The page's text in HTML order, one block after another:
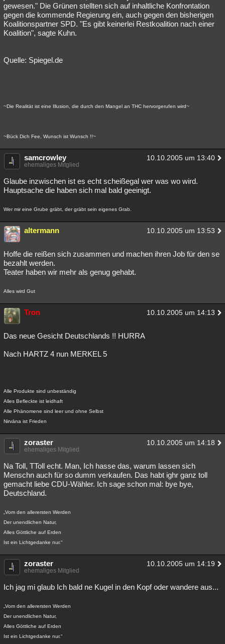
gewesen." Die Grünen stellten sich auf inhaltliche Konfrontation
gegen die kommende Regierung ein, auch gegen den bisherigen
Koalitionspartner SPD. "Es gibt keinerlei Restkoalition nach einer
Koalition", sagte Kuhn.
Quelle: Spiegel.de
~Die Realität ist eine Illusion, die durch den Mangel an THC hervorgerufen wird~
~Bück Dich Fee, Wunsch ist Wunsch !!~
samcrowley 10.10.2005 um 13:40
ehemaliges Mitglied
Glaube inzwischen ist es echt scheißegal wer was wo wird.
Hauptsache die haben sich mal bald geeinigt.
Wer mir eine Grube gräbt, der gräbt sein eigenes Grab.
altermann 10.10.2005 um 13:53
Hoffe die reißen sich zusammen und machen ihren Job für den se
bezahlt werden.
Teater haben wir mehr als genug gehabt.
Alles wird Gut
Tron 10.10.2005 um 14:13
Das neue Gesicht Deutschlands !! HURRA
Nach HARTZ 4 nun MERKEL 5
Alle Produkte sind unbeständig
Alles Befleckte ist leidhaft
Alle Phänomene sind leer und ohne Selbst
Nirvāna ist Frieden
zoraster 10.10.2005 um 14:18
ehemaliges Mitglied
Na Toll, TToll echt. Man, Ich hasse das, warum lassen sich
Menschn auch für so dumm verkaufen. Das habt ighr ganz toll
gemacht liebe CDU-Wähler. Ich sage schon mal: bye bye,
Deutschland.
„Vom den allerersten Werden
Der unendlichen Natur,
Alles Göttliche auf Erden
Ist ein Lichtgedanke nur.“
zoraster 10.10.2005 um 14:19
ehemaliges Mitglied
Ich jag mi glaub Ich bald ne Kugel in den Kopf oder wandere aus...
„Vom den allerersten Werden
Der unendlichen Natur,
Alles Göttliche auf Erden
Ist ein Lichtgedanke nur.“